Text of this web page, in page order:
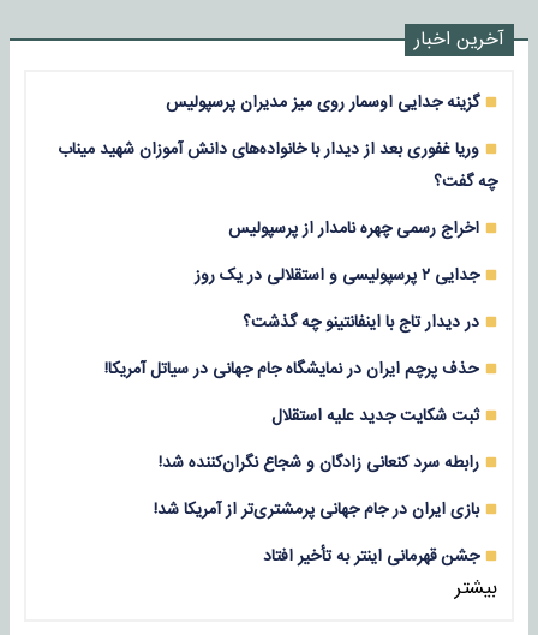
آخرین اخبار
گزینه جدایی اوسمار روی میز مدیران پرسپولیس
وریا غفوری بعد از دیدار با خانواده‌های دانش آموزان شهید میناب
چه گفت؟
اخراج رسمی چهره نامدار از پرسپولیس
جدایی ۲ پرسپولیسی و استقلالی در یک روز
در دیدار تاج با اینفانتینو چه گذشت؟
حذف پرچم ایران در نمایشگاه جام جهانی در سیاتل آمریکا!
ثبت شکایت جدید علیه استقلال
رابطه سرد کنعانی زادگان و شجاع نگران‌کننده شد!
بازی‌ ایران در جام جهانی پرمشتری‌تر از آمریکا شد!
جشن قهرمانی اینتر به تأخیر افتاد
بیشتر